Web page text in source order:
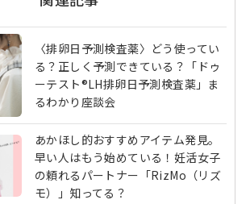
〈排卵日予測検査薬〉どう使ってい
る？正しく予測できている？「ドゥ
ーテスト®LH排卵日予測検査薬」ま
るわかり座談会
あかほし的おすすめアイテム発見。
早い人はもう始めている！妊活女子
の頼れるパートナー「RizMo（リズ
モ）」知ってる？